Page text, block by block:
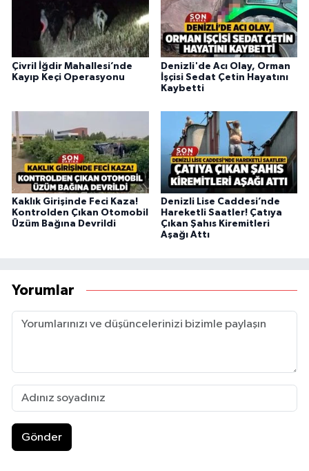
Çivril İğdir Mahallesi’nde
Kayıp Keçi Operasyonu
Denizli'de Acı Olay, Orman
İşçisi Sedat Çetin Hayatını
Kaybetti
Kaklık Girişinde Feci Kaza!
Kontrolden Çıkan Otomobil
Üzüm Bağına Devrildi
Denizli Lise Caddesi’nde
Hareketli Saatler! Çatıya
Çıkan Şahıs Kiremitleri
Aşağı Attı
Yorumlar
Gönder